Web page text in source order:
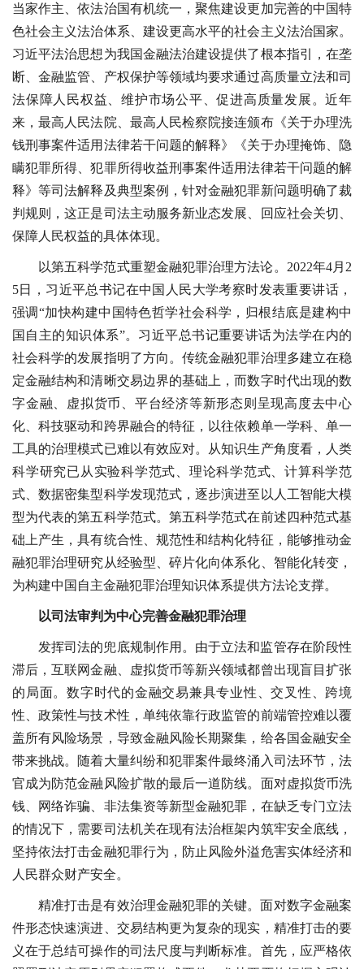
当家作主、依法治国有机统一，聚焦建设更加完善的中国特
色社会主义法治体系、建设更高水平的社会主义法治国家。
习近平法治思想为我国金融法治建设提供了根本指引，在垄
断、金融监管、产权保护等领域均要求通过高质量立法和司
法保障人民权益、维护市场公平、促进高质量发展。近年
来，最高人民法院、最高人民检察院接连颁布《关于办理洗
钱刑事案件适用法律若干问题的解释》《关于办理掩饰、隐
瞒犯罪所得、犯罪所得收益刑事案件适用法律若干问题的解
释》等司法解释及典型案例，针对金融犯罪新问题明确了裁
判规则，这正是司法主动服务新业态发展、回应社会关切、
保障人民权益的具体体现。
以第五科学范式重塑金融犯罪治理方法论。2022年4月2
5日，习近平总书记在中国人民大学考察时发表重要讲话，
强调“加快构建中国特色哲学社会科学，归根结底是建构中
国自主的知识体系”。习近平总书记重要讲话为法学在内的
社会科学的发展指明了方向。传统金融犯罪治理多建立在稳
定金融结构和清晰交易边界的基础上，而数字时代出现的数
字金融、虚拟货币、平台经济等新形态则呈现高度去中心
化、科技驱动和跨界融合的特征，以往依赖单一学科、单一
工具的治理模式已难以有效应对。从知识生产角度看，人类
科学研究已从实验科学范式、理论科学范式、计算科学范
式、数据密集型科学发现范式，逐步演进至以人工智能大模
型为代表的第五科学范式。第五科学范式在前述四种范式基
础上产生，具有统合性、规范性和结构化特征，能够推动金
融犯罪治理研究从经验型、碎片化向体系化、智能化转变，
为构建中国自主金融犯罪治理知识体系提供方法论支撑。
以司法审判为中心完善金融犯罪治理
发挥司法的兜底规制作用。由于立法和监管存在阶段性
滞后，互联网金融、虚拟货币等新兴领域都曾出现盲目扩张
的局面。数字时代的金融交易兼具专业性、交叉性、跨境
性、政策性与技术性，单纯依靠行政监管的前端管控难以覆
盖所有风险场景，导致金融风险长期聚集，给各国金融安全
带来挑战。随着大量纠纷和犯罪案件最终涌入司法环节，法
官成为防范金融风险扩散的最后一道防线。面对虚拟货币洗
钱、网络诈骗、非法集资等新型金融犯罪，在缺乏专门立法
的情况下，需要司法机关在现有法治框架内筑牢安全底线，
坚持依法打击金融犯罪行为，防止风险外溢危害实体经济和
人民群众财产安全。
精准打击是有效治理金融犯罪的关键。面对数字金融案
件形态快速演进、交易结构更为复杂的现实，精准打击的要
义在于总结可操作的司法尺度与判断标准。首先，应严格依